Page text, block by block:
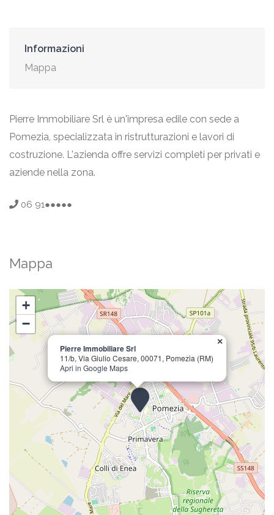
Informazioni
Mappa
Pierre Immobiliare Srl è un'impresa edile con sede a
Pomezia, specializzata in ristrutturazioni e lavori di
costruzione. L'azienda offre servizi completi per privati e
aziende nella zona.
06 91●●●●●
Mappa
Pierre Immobiliare Srl
11/b, Via Giulio Cesare, 00071, Pomezia (RM)
Apri in Google Maps
×
+
−